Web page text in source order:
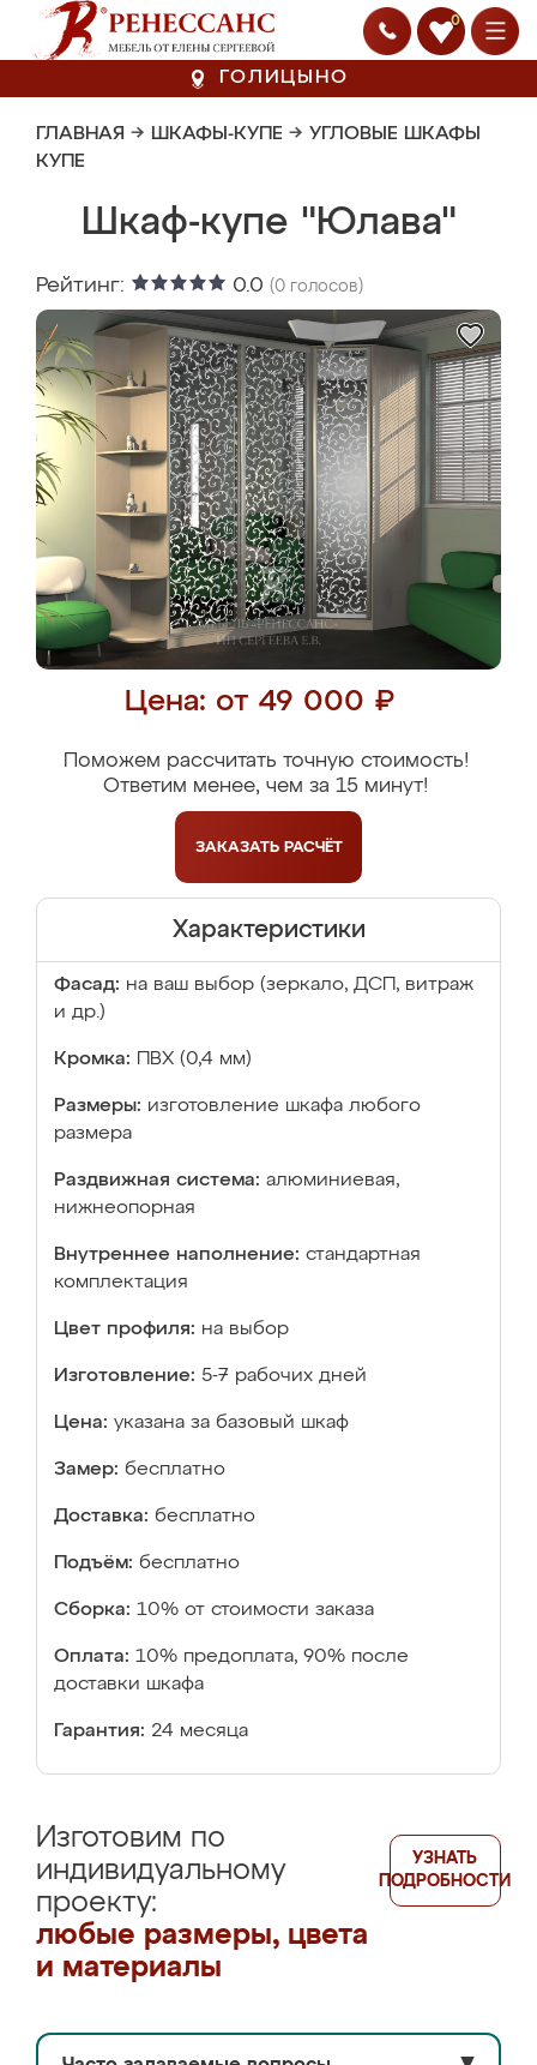
0
ГОЛИЦЫНО
ГЛАВНАЯ → ШКАФЫ-КУПЕ → УГЛОВЫЕ ШКАФЫ
КУПЕ
Шкаф-купе "Юлава"
Рейтинг: 0.0 (0 голосов)
Цена: от 49 000 ₽
Поможем рассчитать точную стоимость!
Ответим менее, чем за 15 минут!
ЗАКАЗАТЬ РАСЧЁТ
Характеристики
Фасад: на ваш выбор (зеркало, ДСП, витраж
и др.)
Кромка: ПВХ (0,4 мм)
Размеры: изготовление шкафа любого
размера
Раздвижная система: алюминиевая,
нижнеопорная
Внутреннее наполнение: стандартная
комплектация
Цвет профиля: на выбор
Изготовление: 5-7 рабочих дней
Цена: указана за базовый шкаф
Замер: бесплатно
Доставка: бесплатно
Подъём: бесплатно
Сборка: 10% от стоимости заказа
Оплата: 10% предоплата, 90% после
доставки шкафа
Гарантия: 24 месяца
Изготовим по
индивидуальному
проекту:
любые размеры, цвета
и материалы
УЗНАТЬ
ПОДРОБНОСТИ